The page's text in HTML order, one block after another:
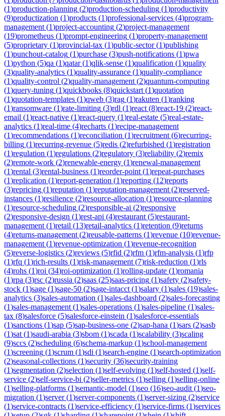
(1)production-planning (2)production-scheduling (1)productivity
(9)productization (1)products (1)professional-services (4)program-
management (1)project-accounting (2)project-management
(19)prometheus (1)prompt-engineering (1)property-management
(5)proprietary (1)provincial-tax (1)public-sector(1)publishing
(1)punchout-catalog (1)purchase (3)push-notifications (1)pwa
(1)python (5)qa (1)qatar(1)qlik-sense (1)qualification (1)quality
(3)quality-analytics (1)quality-assurance (1)quality-compliance
(1)quality-control (2)quality-management (2)quantum-computing
(1)query-tuning (1)quickbooks (8)quickstart (1)quotation
(1)quotation-templates (1)qweb (3)rag (1)rakuten (1)ranking
(1)ransomware (1)rate-limiting (3)rdl (1)react (8)react-19 (2)react-
email (1)react-native (1)react-query (1)real-estate (5)real-estate-
analytics (1)real-time (4)recharts (1)recipe-management
(1)recommendations (1)reconciliation (1)recruitment (6)recurring-
billing (1)recurring-revenue (5)redis (2)refurbished (1)registration
(1)regulation (1)regulations (2)regulatory (3)reliability (2)remix
(2)remote-work (2)renewable-energy (1)renewal-management
(1)rental (3)rental-business (1)reorder-point (1)repeat-purchases
(1)replication (1)report-generation (1)reporting (12)reports
(3)repricing (1)reputation (1)reputation-management (2)reserved-
instances (1)resilience (2)resource-allocation (1)resource-planning
(1)resource-scheduling (2)responsible-ai (2)responsive
(2)responsive-design (1)rest-api (4)restaurant (5)restaurant-
management (1)retail (13)retail-analytics (1)retention (9)returns
(4)returns-management (2)reusable-patterns (1)revenue (10)revenue-
management (1)revenue-optimization (1)revenue-recognition
(5)reverse-logistics (2)reviews (5)rfid (2)rfm (1)rfm-analysis (1)rfp
(1)rfq (1)rich-results (1)risk-management (7)risk-reduction (1)rls
(4)rohs (1)roi (34)roi-optimization (1)rolling-update (1)romania
(1)rpa (3)rsc (2)russia (2)saas (25)saas-pricing (1)safety (2)safety-
stock (1)sage (1)sage-50 (2)sage-intacct (1)salary (1)sales (19)sales-
analytics (3)sales-automation (1)sales-dashboard (2)sales-forecasting
(1)sales-management (1)sales-operations (1)sales-pipeline (1)sales-
tax (8)salesforce (5)salesforce-einstein (1)salesforce-essentials
(1)sanctions (1)sap (5)sap-business-one (2)sap-hana (1)sars (2)sasb
(1)sat (1)saudi-arabia (3)sbom (1)scada (1)scalability (3)scaling
(9)sccs (2)scheduling (6)schema-markup (1)school-management
(1)screening (1)scrum (1)sdi (1)search-engine (1)search-optimization
(2)seasonal-collections (1)security (36)security-training
(1)segmentation (2)selection (1)self-evolving (1)self-hosted (1)self-
service (2)self-service-bi (2)seller-metrics (1)selling (1)selling-online
(1)selling-platforms (1)semantic-model (1)seo (16)seo-audit (1)seo-
migration (1)server(1)server-components (1)server-sizing (2)service
(1)service-contracts (1)service-efficiency (1)service-firms (1)services